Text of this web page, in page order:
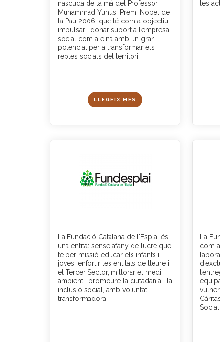
nascuda de la mà del Professor
Muhammad Yunus, Premi Nobel de
la Pau 2006, que té com a objectiu
impulsar i donar suport a l’empresa
social com a eina amb un gran
potencial per a transformar els
reptes socials del territori.
LLEGEIX MÉS
les
La Fundació Catalana de l'Esplai és
una entitat sense afany de lucre que
té per missió educar els infants i
joves, enfortir les entitats de lleure i
el Tercer Sector, millorar el medi
ambient i promoure la ciutadania i la
inclusió social, amb voluntat
transformadora.
La
com